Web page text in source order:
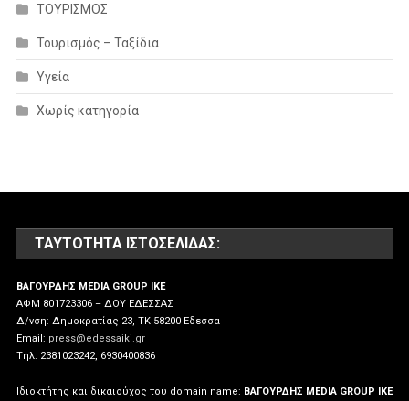
ΤΟΥΡΙΣΜΟΣ
Τουρισμός – Ταξίδια
Υγεία
Χωρίς κατηγορία
ΤΑΥΤΌΤΗΤΑ ΙΣΤΟΣΕΛΊΔΑΣ:
ΒΑΓΟΥΡΔΗΣ MEDIA GROUP IKE
ΑΦΜ 801723306 – ΔΟΥ ΕΔΕΣΣΑΣ
Δ/νση: Δημοκρατίας 23, ΤΚ 58200 Εδεσσα
Email: press@edessaiki.gr
Tηλ. 2381023242, 6930400836
Ιδιοκτήτης και δικαιούχος του domain name: ΒΑΓΟΥΡΔΗΣ MEDIA GROUP IKE